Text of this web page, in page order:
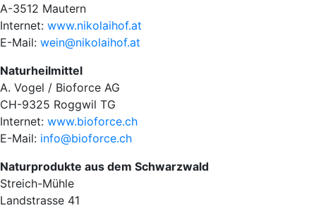
A-3512 Mautern
Internet: www.nikolaihof.at
E-Mail: wein@nikolaihof.at
Naturheilmittel
A. Vogel / Bioforce AG
CH-9325 Roggwil TG
Internet: www.bioforce.ch
E-Mail: info@bioforce.ch
Naturprodukte aus dem Schwarzwald
Streich-Mühle
Landstrasse 41